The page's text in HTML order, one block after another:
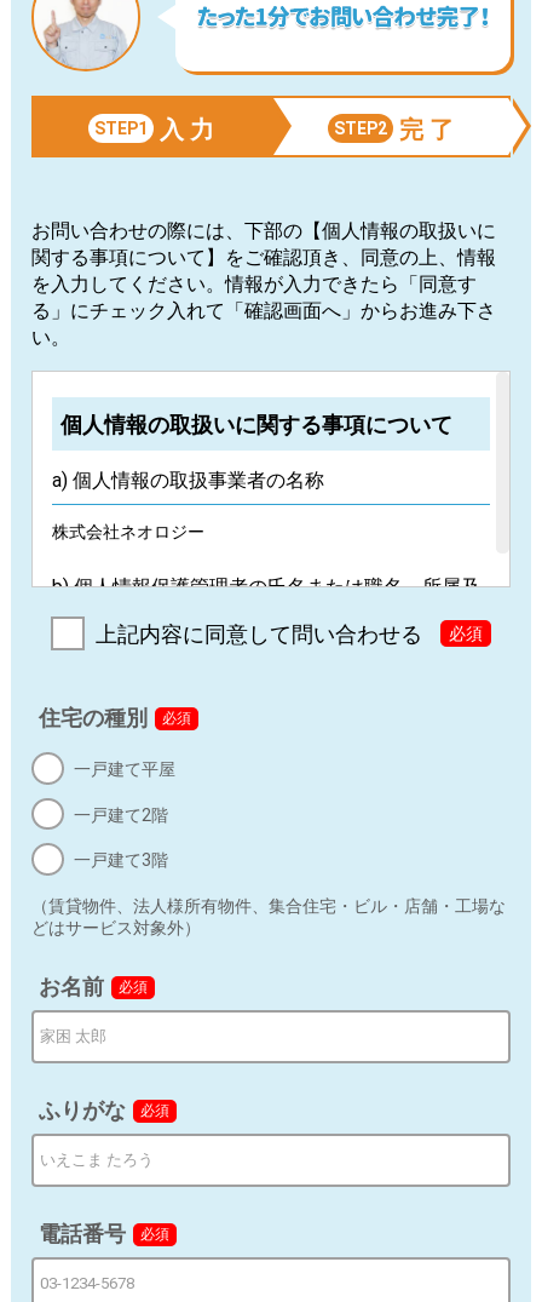
STEP1 入 力 STEP2 完 了
お問い合わせの際には、下部の【個人情報の取扱いに
関する事項について】をご確認頂き、同意の上、情報
を入力してください。情報が入力できたら「同意す
る」にチェック入れて「確認画面へ」からお進み下さ
い。
個人情報の取扱いに関する事項について
a) 個人情報の取扱事業者の名称
株式会社ネオロジー
b) 個人情報保護管理者の氏名または職名、所属及
び連絡先
入力された個人情報は、ユーザーに本サービスを快適に
利用していただく範囲内でのみ、個人情報を利用しま
す。利用目的は下記の通りです。
本サイトに関係するサービスに関するメール配信
ＤＭによる新商品・サービスに関する情報のお知らせ
上記の利用目的に付随する目的
れる前にクリックされている広告の情報（クリック日や
広告掲載サイトなど）を取得し、これらをお客様情報と
d) 個人情報の第三者提供
上記内容に同意して問い合わせる 必須
住宅の種別 必須
一戸建て平屋
一戸建て2階
一戸建て3階
（賃貸物件、法人様所有物件、集合住宅・ビル・店舗・工場な
どはサービス対象外）
お名前 必須
ふりがな 必須
電話番号 必須